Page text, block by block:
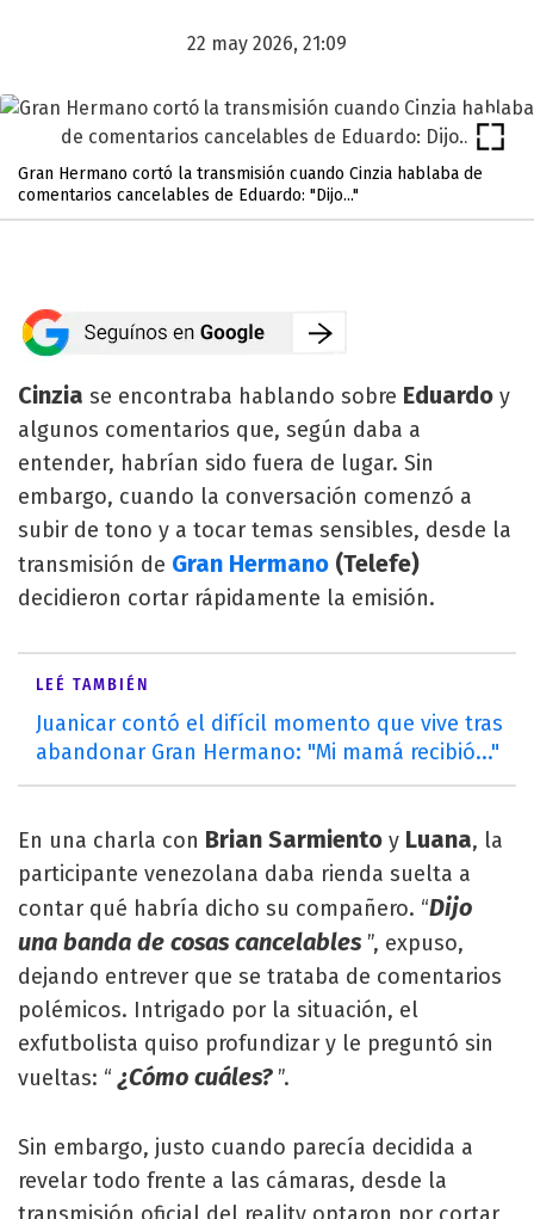
22 may 2026, 21:09
Gran Hermano cortó la transmisión cuando Cinzia hablaba de
comentarios cancelables de Eduardo: "Dijo..."
Cinzia se encontraba hablando sobre Eduardo y
algunos comentarios que, según daba a
entender, habrían sido fuera de lugar. Sin
embargo, cuando la conversación comenzó a
subir de tono y a tocar temas sensibles, desde la
transmisión de Gran Hermano (Telefe)
decidieron cortar rápidamente la emisión.
LEÉ TAMBIÉN
Juanicar contó el difícil momento que vive tras
abandonar Gran Hermano: "Mi mamá recibió..."
En una charla con Brian Sarmiento y Luana, la
participante venezolana daba rienda suelta a
contar qué habría dicho su compañero. “Dijo
una banda de cosas cancelables ”, expuso,
dejando entrever que se trataba de comentarios
polémicos. Intrigado por la situación, el
exfutbolista quiso profundizar y le preguntó sin
vueltas: “ ¿Cómo cuáles?”.
Sin embargo, justo cuando parecía decidida a
revelar todo frente a las cámaras, desde la